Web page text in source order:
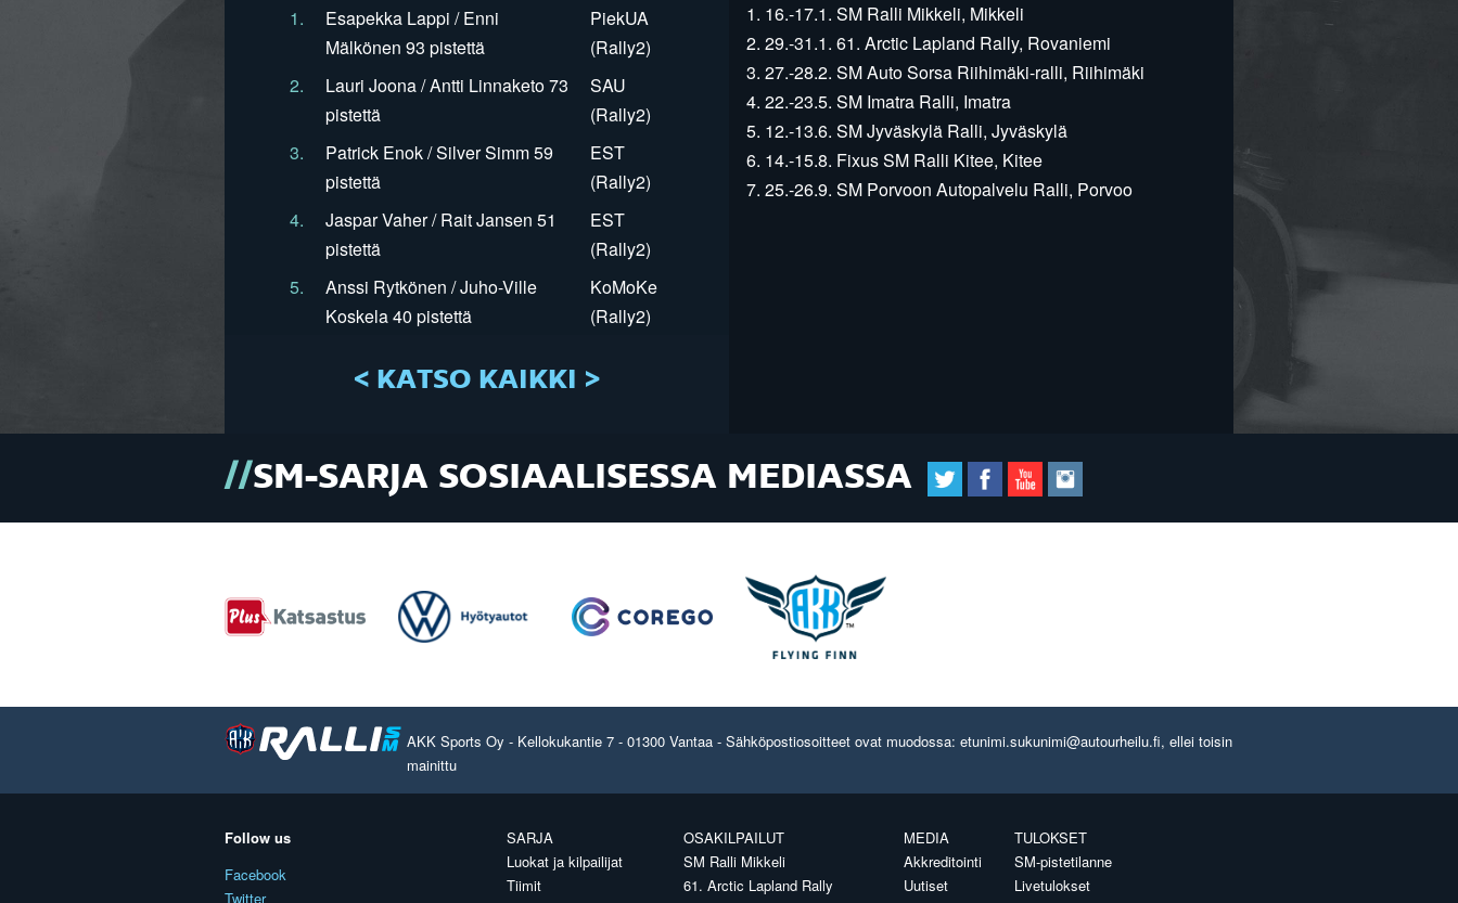
1.
Esapekka Lappi / Enni
Mälkönen 93 pistettä
PiekUA
(Rally2)
2.
Lauri Joona / Antti Linnaketo 73
pistettä
SAU
(Rally2)
3.
Patrick Enok / Silver Simm 59
pistettä
EST
(Rally2)
4.
Jaspar Vaher / Rait Jansen 51
pistettä
EST
(Rally2)
5.
Anssi Rytkönen / Juho-Ville
Koskela 40 pistettä
KoMoKe
(Rally2)
< KATSO KAIKKI >
1. 16.-17.1. SM Ralli Mikkeli, Mikkeli
2. 29.-31.1. 61. Arctic Lapland Rally, Rovaniemi
3. 27.-28.2. SM Auto Sorsa Riihimäki-ralli, Riihimäki
4. 22.-23.5. SM Imatra Ralli, Imatra
5. 12.-13.6. SM Jyväskylä Ralli, Jyväskylä
6. 14.-15.8. Fixus SM Ralli Kitee, Kitee
7. 25.-26.9. SM Porvoon Autopalvelu Ralli, Porvoo
SM-SARJA SOSIAALISESSA MEDIASSA
AKK Sports Oy - Kellokukantie 7 - 01300 Vantaa - Sähköpostiosoitteet ovat muodossa: etunimi.sukunimi@autourheilu.fi, ellei toisin
mainittu
Follow us
Facebook
Twitter
SARJA
Luokat ja kilpailijat
Tiimit
OSAKILPAILUT
SM Ralli Mikkeli
61. Arctic Lapland Rally
MEDIA
Akkreditointi
Uutiset
TULOKSET
SM-pistetilanne
Livetulokset